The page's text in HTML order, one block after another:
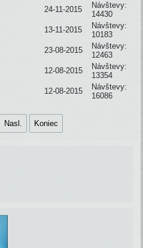
24-11-2015
Návštevy:
14430
13-11-2015
Návštevy:
10183
23-08-2015
Návštevy:
12463
12-08-2015
Návštevy:
13354
12-08-2015
Návštevy:
16086
Nasl. Koniec